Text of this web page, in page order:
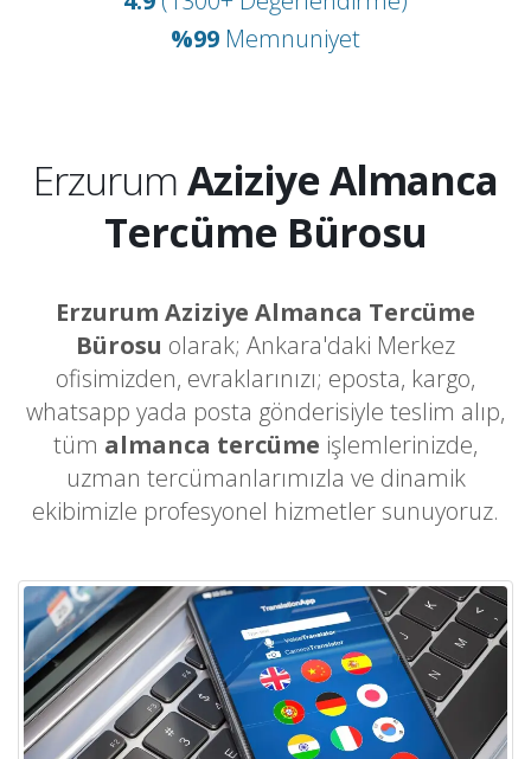
%99 Memnuniyet
ErzurumAziziye Almanca
Tercüme Bürosu
Erzurum Aziziye Almanca Tercüme
Bürosu olarak; Ankara'daki Merkez
ofisimizden, evraklarınızı; eposta, kargo,
whatsapp yada posta gönderisiyle teslim alıp,
tüm almanca tercüme işlemlerinizde,
uzman tercümanlarımızla ve dinamik
ekibimizle profesyonel hizmetler sunuyoruz.